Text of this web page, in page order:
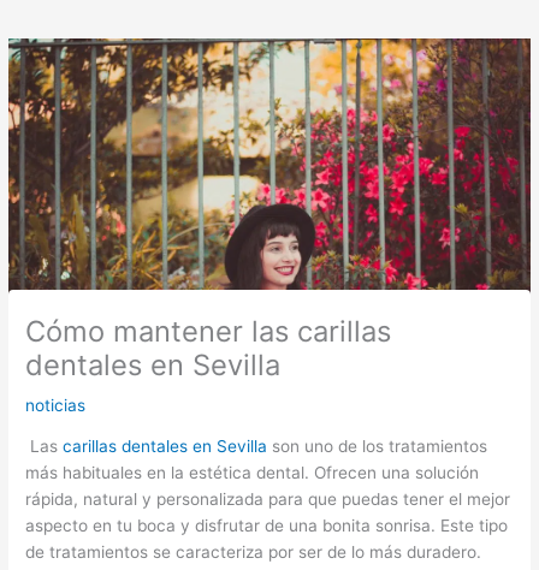
Cómo mantener las carillas
dentales en Sevilla
noticias
Lascarillas dentales en Sevilla son uno de los tratamientos
más habituales en la estética dental. Ofrecen una solución
rápida, natural y personalizada para que puedas tener el mejor
aspecto en tu boca y disfrutar de una bonita sonrisa. Este tipo
de tratamientos se caracteriza por ser de lo más duradero.